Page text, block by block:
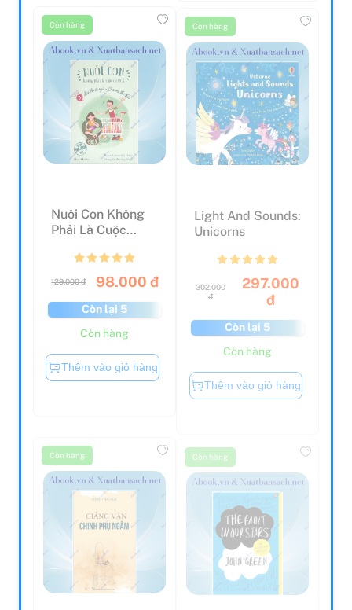
Nuôi Con Không
Phải Là Cuộc
Chiến 2 - Bé Thơ
Tự Ng...
98.000 đ
Còn lại 5
Còn hàng
Thêm vào giỏ hàng
Còn hàng
Light And Sounds:
Unicorns
đ
297.000
đ
Còn lại 5
Thêm vào giỏ hàng
Còn hàng